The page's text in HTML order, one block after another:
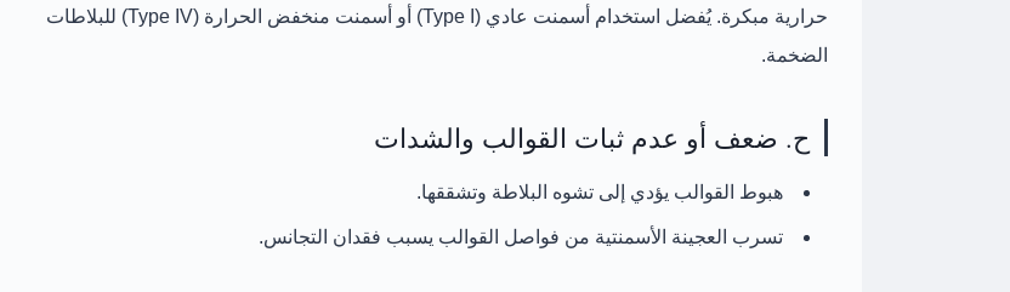
حرارية مبكرة. يُفضل استخدام أسمنت عادي (Type I) أو أسمنت منخفض الحرارة (Type IV)
للبلاطات
الضخمة.
ح. ضعف أو عدم ثبات القوالب والشدات
هبوط القوالب يؤدي إلى تشوه البلاطة وتشققها.
تسرب العجينة الأسمنتية من فواصل القوالب يسبب فقدان التجانس.